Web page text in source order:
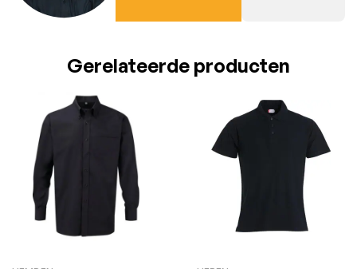
Gerelateerde producten